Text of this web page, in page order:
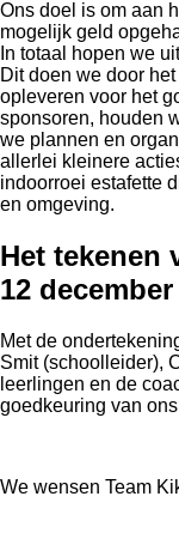
Ons doel is om aan
mogelijk geld
In totaal hopen we
Dit doen we door
opleveren voor het
sponsoren, houden
we plannen en
allerlei kleinere
indoorroei estafette
en omgeving.
Het tekenen
12 december
Met de
Smit (schoolleider),
leerlingen en de
goedkeuring van
We wensen Team